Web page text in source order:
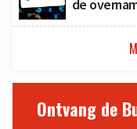
de
Ontvang de